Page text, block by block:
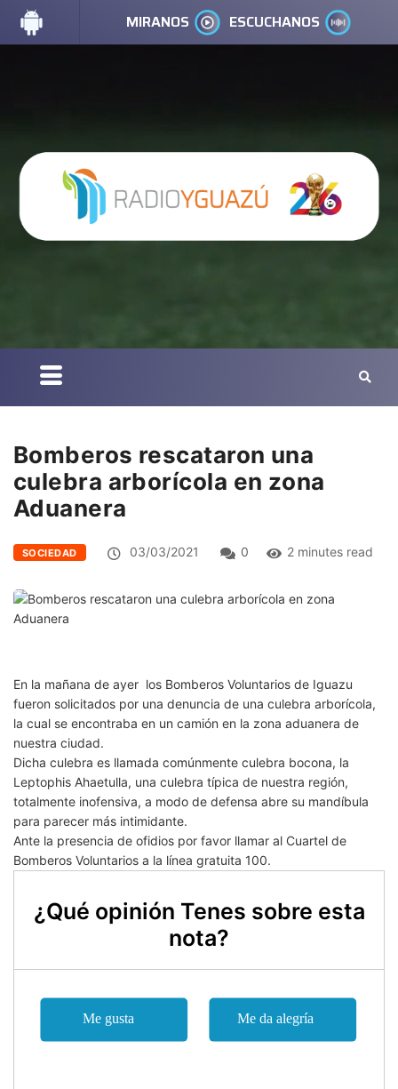
MIRANOS ESCUCHANOS
Bomberos rescataron una
culebra arborícola en zona
Aduanera
SOCIEDAD 03/03/2021 0 2 minutes read
En la mañana de ayer los Bomberos Voluntarios de Iguazu
fueron solicitados por una denuncia de una culebra arborícola,
la cual se encontraba en un camión en la zona aduanera de
nuestra ciudad.
Dicha culebra es llamada comúnmente culebra bocona, la
Leptophis Ahaetulla, una culebra típica de nuestra región,
totalmente inofensiva, a modo de defensa abre su mandíbula
para parecer más intimidante.
Ante la presencia de ofidios por favor llamar al Cuartel de
Bomberos Voluntarios a la línea gratuita 100.
¿Qué opinión Tenes sobre esta
nota?